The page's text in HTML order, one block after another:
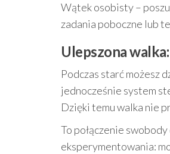
Wątek osobisty –
zadania poboczne lub
Ulepszona
Podczas starć możesz
jednocześnie system
Dzięki temu walka nie
To połączenie
eksperymentowania: